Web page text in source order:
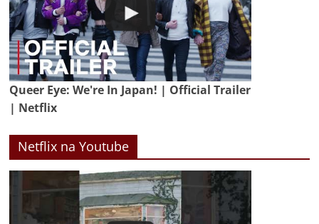
Queer Eye: We're In Japan! | Official Trailer
| Netflix
Netflix na Youtube